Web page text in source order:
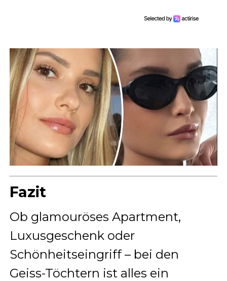
Fazit
Ob glamouröses Apartment,
Luxusgeschenk oder
Schönheitseingriff – bei den
Geiss-Töchtern ist alles ein